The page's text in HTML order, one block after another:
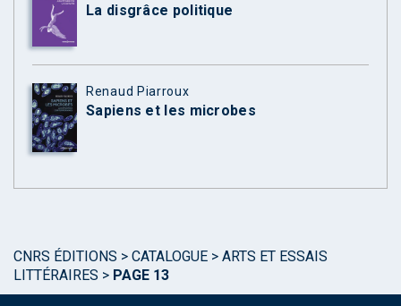
La disgrâce politique
Renaud Piarroux
Sapiens et les microbes
CNRS ÉDITIONS > CATALOGUE > ARTS ET ESSAIS
LITTÉRAIRES > PAGE 13